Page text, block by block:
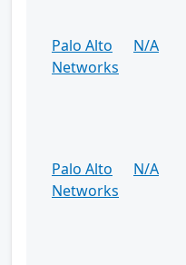
Palo Alto
Networks
N/A
Palo Alto
Networks
N/A